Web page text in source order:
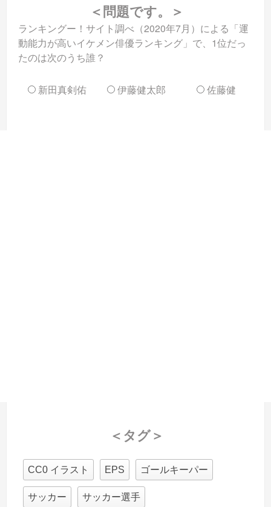
＜問題です。＞
ランキングー！サイト調べ（2020年7月）による「運
動能力が高いイケメン俳優ランキング」で、1位だっ
たのは次のうち誰？
新田真剣佑 伊藤健太郎 佐藤健
＜タグ＞
CC0 イラスト EPS ゴールキーパー
サッカー サッカー選手